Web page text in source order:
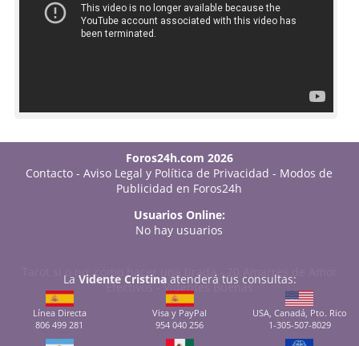
Foros24h.com 2026
Contacto -Aviso Legal y Política de Privacidad - Modos de
Publicidad en Foros24h
Usuarios Online:
No hay usuarios
Tarot sí o no: cómo hacer una tirada-
20 Amarres de Amor
Efectivos-Videntes Buenas
La Vidente Cristinaatenderá tus consultas:
Línea Directa
806 499 281
Visa y PayPal
954 040 256
USA, Canadá, Pto. Rico
1-305-507-8029